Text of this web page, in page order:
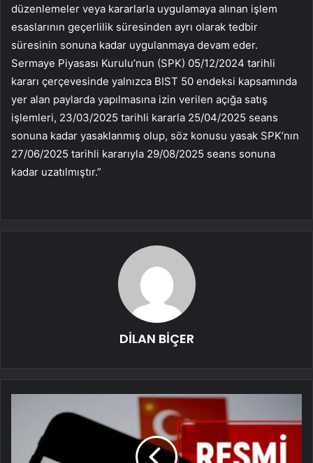
düzenlemeler veya kararlarla uygulamaya alınan işlem
esaslarının geçerlilik süresinden ayrı olarak tedbir
süresinin sonuna kadar uygulanmaya devam eder.
Sermaye Piyasası Kurulu’nun (SPK) 05/12/2024 tarihli
kararı çerçevesinde yalnızca BIST 50 endeksi kapsamında
yer alan paylarda yapılmasına izin verilen açığa satış
işlemleri, 23/03/2025 tarihli kararla 25/04/2025 seans
sonuna kadar yasaklanmış olup, söz konusu yasak SPK’nın
27/06/2025 tarihli kararıyla 29/08/2025 seans sonuna
kadar uzatılmıştır.”
DİLAN BİÇER